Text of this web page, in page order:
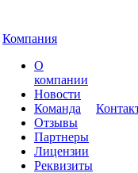
Компания
О
компании
Новости
Команда
Отзывы
Партнеры
Лицензии
Реквизиты